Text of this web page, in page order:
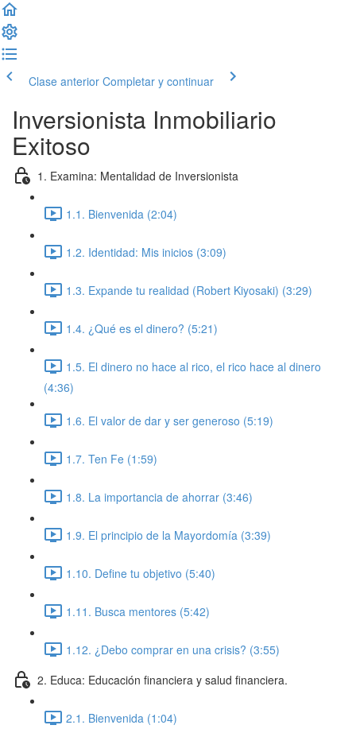
Clase anterior Completar y continuar
Inversionista Inmobiliario
Exitoso
1. Examina: Mentalidad de Inversionista
1.1. Bienvenida (2:04)
1.2. Identidad: Mis inicios (3:09)
1.3. Expande tu realidad (Robert Kiyosaki) (3:29)
1.4. ¿Qué es el dinero? (5:21)
1.5. El dinero no hace al rico, el rico hace al dinero
(4:36)
1.6. El valor de dar y ser generoso (5:19)
1.7. Ten Fe (1:59)
1.8. La importancia de ahorrar (3:46)
1.9. El principio de la Mayordomía (3:39)
1.10. Define tu objetivo (5:40)
1.11. Busca mentores (5:42)
1.12. ¿Debo comprar en una crisis? (3:55)
2. Educa: Educación financiera y salud financiera.
2.1. Bienvenida (1:04)